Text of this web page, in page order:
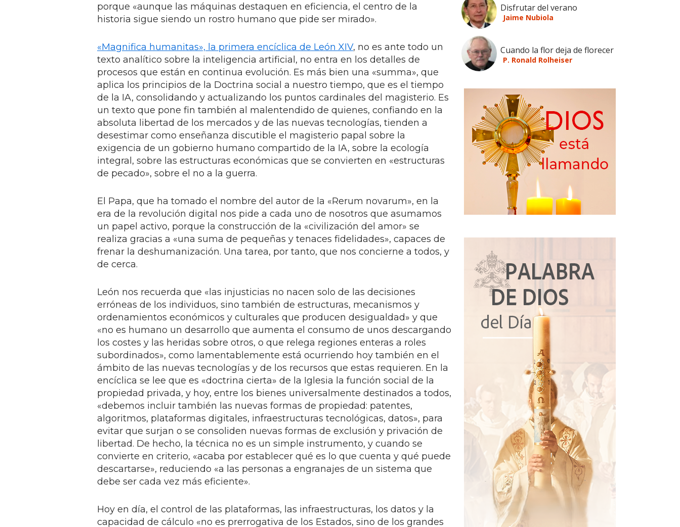
porque «aunque las máquinas destaquen en eficiencia, el centro de la
historia sigue siendo un rostro humano que pide ser mirado».
«Magnifica humanitas», la primera encíclica de León XIV, no es ante todo un
texto analítico sobre la inteligencia artificial, no entra en los detalles de
procesos que están en continua evolución. Es más bien una «summa», que
aplica los principios de la Doctrina social a nuestro tiempo, que es el tiempo
de la IA, consolidando y actualizando los puntos cardinales del magisterio. Es
un texto que pone fin también al malentendido de quienes, confiando en la
absoluta libertad de los mercados y de las nuevas tecnologías, tienden a
desestimar como enseñanza discutible el magisterio papal sobre la
exigencia de un gobierno humano compartido de la IA, sobre la ecología
integral, sobre las estructuras económicas que se convierten en «estructuras
de pecado», sobre el no a la guerra.
El Papa, que ha tomado el nombre del autor de la «Rerum novarum», en la
era de la revolución digital nos pide a cada uno de nosotros que asumamos
un papel activo, porque la construcción de la «civilización del amor» se
realiza gracias a «una suma de pequeñas y tenaces fidelidades», capaces de
frenar la deshumanización. Una tarea, por tanto, que nos concierne a todos, y
de cerca.
León nos recuerda que «las injusticias no nacen solo de las decisiones
erróneas de los individuos, sino también de estructuras, mecanismos y
ordenamientos económicos y culturales que producen desigualdad» y que
«no es humano un desarrollo que aumenta el consumo de unos descargando
los costes y las heridas sobre otros, o que relega regiones enteras a roles
subordinados», como lamentablemente está ocurriendo hoy también en el
ámbito de las nuevas tecnologías y de los recursos que estas requieren. En la
encíclica se lee que es «doctrina cierta» de la Iglesia la función social de la
propiedad privada, y hoy, entre los bienes universalmente destinados a todos,
«debemos incluir también las nuevas formas de propiedad: patentes,
algoritmos, plataformas digitales, infraestructuras tecnológicas, datos», para
evitar que surjan o se consoliden nuevas formas de exclusión y privación de
libertad. De hecho, la técnica no es un simple instrumento, y cuando se
convierte en criterio, «acaba por establecer qué es lo que cuenta y qué puede
descartarse», reduciendo «a las personas a engranajes de un sistema que
debe ser cada vez más eficiente».
Hoy en día, el control de las plataformas, las infraestructuras, los datos y la
capacidad de cálculo «no es prerrogativa de los Estados, sino de los grandes
Disfrutar del verano
Jaime Nubiola
Cuando la flor deja de florecer
P. Ronald Rolheiser